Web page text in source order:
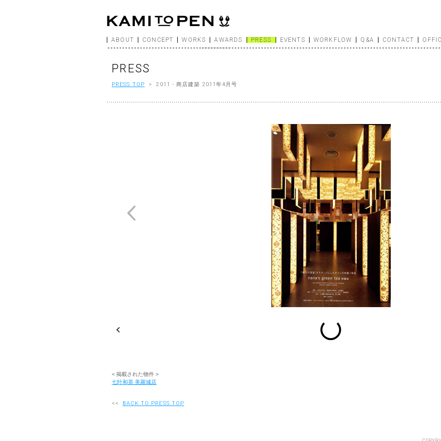
ABOUT CONCEPT WORKS AWARDS PRESS EVENTS WORKFLOW Q&A CONTACT
PRESS
PRESS TOP > 2011 - 商店建築 2011年4月号
Previous
< 掲載された物件 >
七叶和茶 美羅城店
<< BACK TO PRESS TOP